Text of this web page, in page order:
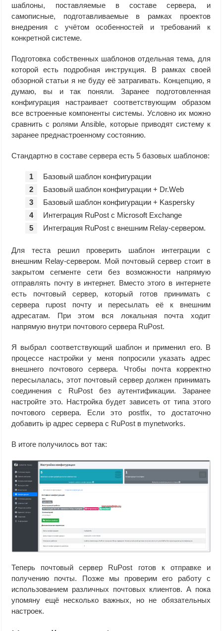
шаблоны, поставляемые в составе сервера, и
самописные, подготавливаемые в рамках проектов
внедрения с учётом особенностей и требований к
конкретной системе.
Подготовка собственных шаблонов отдельная тема, для
которой есть подробная инструкция. В рамках своей
обзорной статьи я не буду её затрагивать. Концепцию, я
думаю, вы и так поняли. Заранее подготовленная
конфигурация настраивает соответствующим образом
все встроенные компоненты системы. Условно их можно
сравнить с ролями Ansible, которые приводят систему к
заранее преднастроенному состоянию.
Стандартно в составе сервера есть 5 базовых шаблонов:
Базовый шаблон конфигурации
Базовый шаблон конфигурации + Dr.Web
Базовый шаблон конфигурации + Kaspersky
Интеграция RuPost с Microsoft Exchange
Интеграция RuPost с внешним Relay-сервером.
Для теста решил проверить шаблон интеграции с
внешним Relay-сервером. Мой почтовый сервер стоит в
закрытом сегменте сети без возможности напрямую
отправлять почту в интернет. Вместо этого в интернете
есть почтовый сервер, который готов принимать с
сервера rupost почту и пересылать её к внешним
адресатам. При этом вся локальная почта ходит
напрямую внутри почтового сервера RuPost.
Я выбрал соответствующий шаблон и применил его. В
процессе настройки у меня попросили указать адрес
внешнего почтового сервера. Чтобы почта корректно
пересылалась, этот почтовый сервер должен принимать
соединения с RuPost без аутентификации. Заранее
настройте это. Настройка будет зависеть от типа этого
почтового сервера. Если это postfix, то достаточно
добавить ip адрес сервера с RuPost в mynetworks.
В итоге получилось вот так:
Теперь почтовый сервер RuPost готов к отправке и
получению почты. Позже мы проверим его работу с
использованием различных почтовых клиентов. А пока
упомяну ещё несколько важных, но не обязательных
настроек.